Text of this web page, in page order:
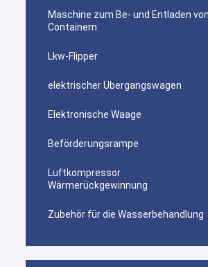
Maschine zum Be- und Entladen von
Containern
Lkw-Flipper
elektrischer Übergangswagen
Elektronische Waage
Beförderungsrampe
Luftkompressor
Wärmerückgewinnung
Zubehör für die Wasserbehandlung